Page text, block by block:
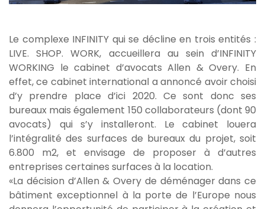
Le complexe INFINITY qui se décline en trois entités :
LIVE. SHOP. WORK, accueillera au sein d’INFINITY
WORKING le cabinet d’avocats Allen & Overy. En
effet, ce cabinet international a annoncé avoir choisi
d’y prendre place d’ici 2020. Ce sont donc ses
bureaux mais également 150 collaborateurs (dont 90
avocats) qui s’y installeront. Le cabinet louera
l’intégralité des surfaces de bureaux du projet, soit
6.800 m2, et envisage de proposer à d’autres
entreprises certaines surfaces à la location.
«La décision d’Allen & Overy de déménager dans ce
bâtiment exceptionnel à la porte de l’Europe nous